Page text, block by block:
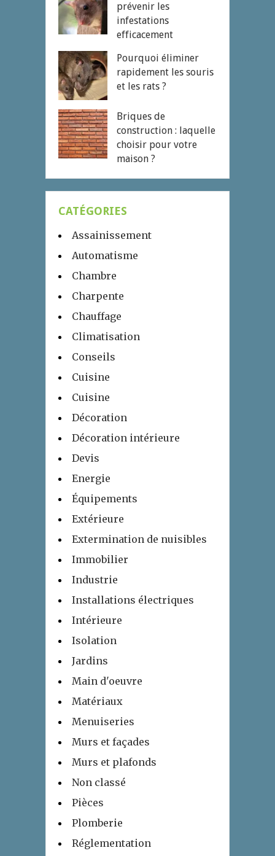
prévenir les
infestations
efficacement
Pourquoi éliminer
rapidement les souris
et les rats ?
Briques de
construction : laquelle
choisir pour votre
maison ?
CATÉGORIES
Assainissement
Automatisme
Chambre
Charpente
Chauffage
Climatisation
Conseils
Cuisine
Cuisine
Décoration
Décoration intérieure
Devis
Energie
Équipements
Extérieure
Extermination de nuisibles
Immobilier
Industrie
Installations électriques
Intérieure
Isolation
Jardins
Main d'oeuvre
Matériaux
Menuiseries
Murs et façades
Murs et plafonds
Non classé
Pièces
Plomberie
Réglementation